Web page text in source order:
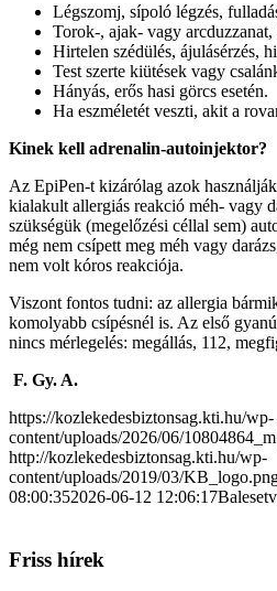
Légszomj, sípoló légzés,
Torok-, ajak- vagy arcduzzanat,
Hirtelen szédülés, ájulásérzés,
Test szerte kiütések vagy
Hányás, erős hasi görcs esetén.
Ha eszméletét veszti, akit a
Kinek kell adrenalin-autoinjektor?
Az EpiPen-t kizárólag azok
kialakult allergiás reakció méh- vagy
szükségük (megelőzési céllal sem)
még nem csípett meg méh vagy
nem volt kóros reakciója.
Viszont fontos tudni: az allergia
komolyabb csípésnél is. Az első
nincs mérlegelés: megállás, 112,
F. Gy. A.
https://kozlekedesbiztonsag.kti.hu/wp-
content/uploads/2026/06/
http://kozlekedesbiztonsag.kti.hu/wp-
content/uploads/2019/03/
08:00:352026-06-12 12:06:17
Friss hírek